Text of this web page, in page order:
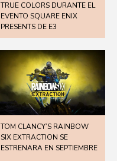
TRUE COLORS DURANTE EL
EVENTO SQUARE ENIX
PRESENTS DE E3
TOM CLANCY’S RAINBOW
SIX EXTRACTION SE
ESTRENARA EN SEPTIEMBRE